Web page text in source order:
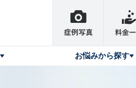
お悩みから探す